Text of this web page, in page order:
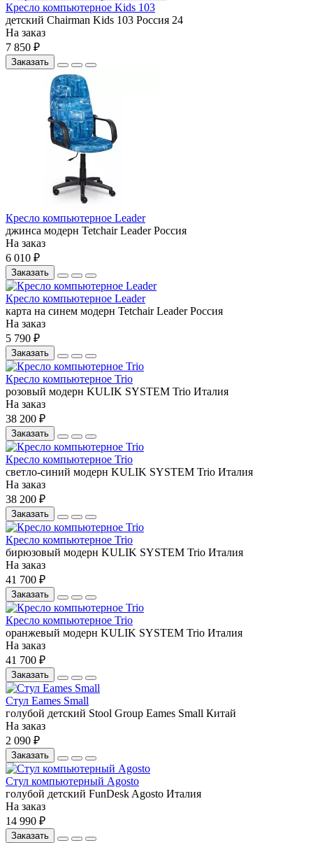
Кресло компьютерное Kids 103
детский Chairman Kids 103 Россия 24
На заказ
7 850 ₽
Заказать
Кресло компьютерное Leader
джинса модерн Tetchair Leader Россия
На заказ
6 010 ₽
Заказать
Кресло компьютерное Leader
карта на синем модерн Tetchair Leader Россия
На заказ
5 790 ₽
Заказать
Кресло компьютерное Trio
розовый модерн KULIK SYSTEM Trio Италия
На заказ
38 200 ₽
Заказать
Кресло компьютерное Trio
светло-синий модерн KULIK SYSTEM Trio Италия
На заказ
38 200 ₽
Заказать
Кресло компьютерное Trio
бирюзовый модерн KULIK SYSTEM Trio Италия
На заказ
41 700 ₽
Заказать
Кресло компьютерное Trio
оранжевый модерн KULIK SYSTEM Trio Италия
На заказ
41 700 ₽
Заказать
Стул Eames Small
голубой детский Stool Group Eames Small Китай
На заказ
2 090 ₽
Заказать
Стул компьютерный Agosto
голубой детский FunDesk Agosto Италия
На заказ
14 990 ₽
Заказать